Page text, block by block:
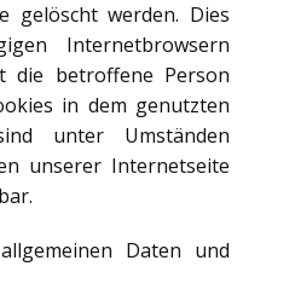
gelöscht werden. Dies
Internetbrowsern
die betroffene Person
in dem genutzten
unter Umständen
unserer Internetseite
Daten und